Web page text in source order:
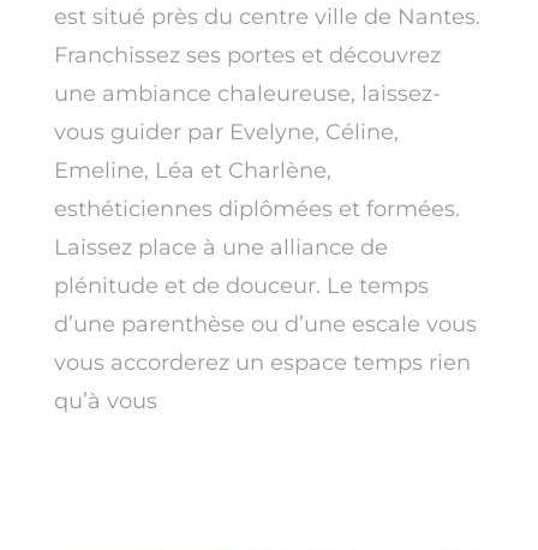
est situé près du centre ville de Nantes.
Franchissez ses portes et découvrez
une ambiance chaleureuse, laissez-
vous guider par Evelyne, Céline,
Emeline, Léa et Charlène,
esthéticiennes diplômées et formées.
Laissez place à une alliance de
plénitude et de douceur. Le temps
d’une parenthèse ou d’une escale vous
vous accorderez un espace temps rien
qu’à vous